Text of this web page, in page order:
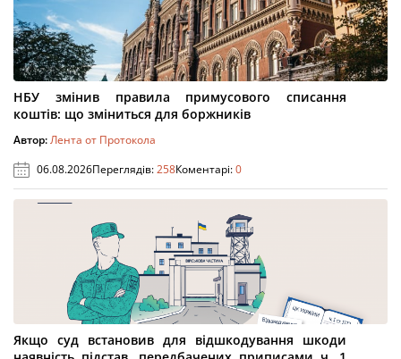
НБУ змінив правила примусового списання
коштів: що зміниться для боржників
Автор:Лента от Протокола
06.08.2026Переглядів:258Коментарі:0
Якщо суд встановив для відшкодування шкоди